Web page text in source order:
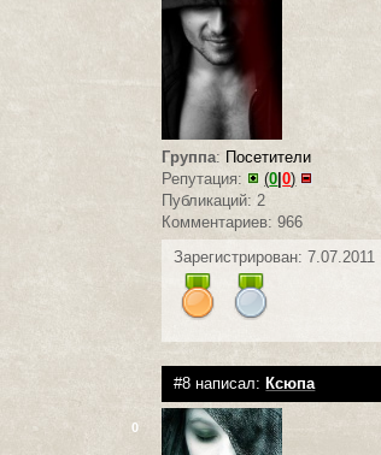
Группа: Посетители
Репутация:
(0 |0)
Публикаций: 2
Комментариев: 966
Зарегистрирован: 7.07.2011
#8 написал: Ксюпа
0